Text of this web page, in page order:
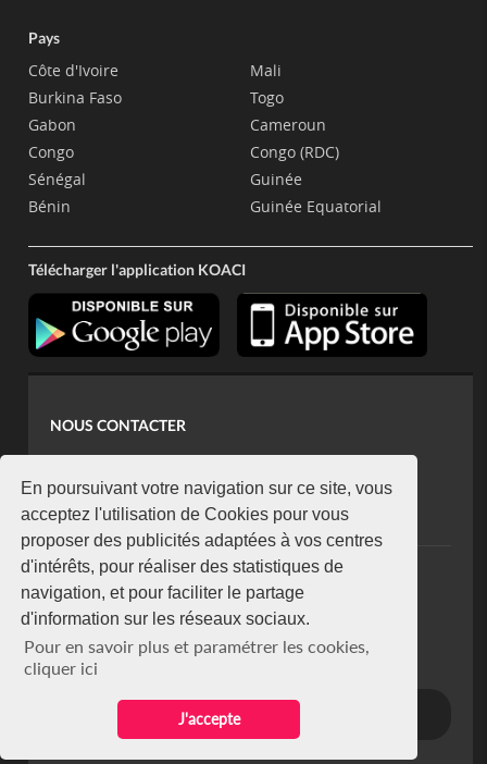
En poursuivant votre navigation sur ce site, vous
acceptez l'utilisation de Cookies pour vous
proposer des publicités adaptées à vos centres
d'intérêts, pour réaliser des statistiques de
navigation, et pour faciliter le partage
d'information sur les réseaux sociaux.
Pour en savoir plus et paramétrer les cookies,
cliquer ici
J'accepte
Pays
Côte d'Ivoire
Burkina Faso
Gabon
Congo
Sénégal
Bénin
Mali
Togo
Cameroun
Congo (RDC)
Guinée
Guinée Equatorial
Télécharger l'application KOACI
NOUS CONTACTER
koaci@yahoo.fr
+225 07 08 85 52 93
NEWSLETTER
Restez connecté via notre newsletter
S'abonner
Se désabonner